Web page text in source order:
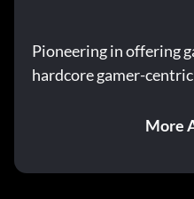
Pioneering in offering
hardcore gamer-
More